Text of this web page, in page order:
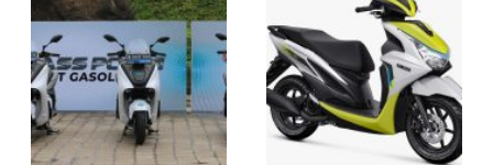
b
o
o
k
r A
p
p
P
r
e
ss